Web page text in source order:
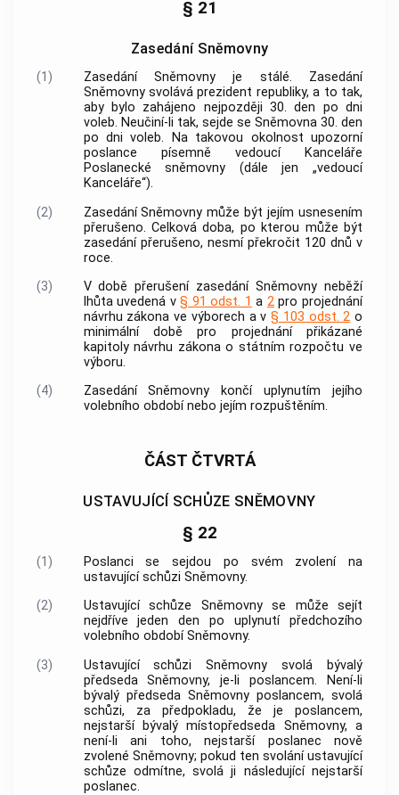
§ 21
Zasedání Sněmovny
(1)
Zasedání Sněmovny je stálé. Zasedání
Sněmovny svolává prezident republiky, a to tak,
aby bylo zahájeno nejpozději 30. den po dni
voleb. Neučiní-li tak, sejde se Sněmovna 30. den
po dni voleb. Na takovou okolnost upozorní
poslance písemně vedoucí Kanceláře
Poslanecké sněmovny (dále jen „vedoucí
Kanceláře“).
(2)
Zasedání Sněmovny může být jejím usnesením
přerušeno. Celková doba, po kterou může být
zasedání přerušeno, nesmí překročit 120 dnů v
roce.
(3)
V době přerušení zasedání Sněmovny neběží
lhůta uvedená v§ 91 odst. 1 a 2pro projednání
návrhu zákona ve výborech a v § 103 odst. 2 o
minimální době pro projednání přikázané
kapitoly návrhu zákona o státním rozpočtu ve
výboru.
(4)
Zasedání Sněmovny končí uplynutím jejího
volebního období nebo jejím rozpuštěním.
ČÁST ČTVRTÁ
USTAVUJÍCÍ SCHŮZE SNĚMOVNY
§ 22
(1)
Poslanci se sejdou po svém zvolení na
ustavující schůzi Sněmovny.
(2)
Ustavující schůze Sněmovny se může sejít
nejdříve jeden den po uplynutí předchozího
volebního období Sněmovny.
(3)
Ustavující schůzi Sněmovny svolá bývalý
předseda Sněmovny, je-li poslancem. Není-li
bývalý předseda Sněmovny poslancem, svolá
schůzi, za předpokladu, že je poslancem,
nejstarší bývalý místopředseda Sněmovny, a
není-li ani toho, nejstarší poslanec nově
zvolené Sněmovny; pokud ten svolání ustavující
schůze odmítne, svolá ji následující nejstarší
poslanec.